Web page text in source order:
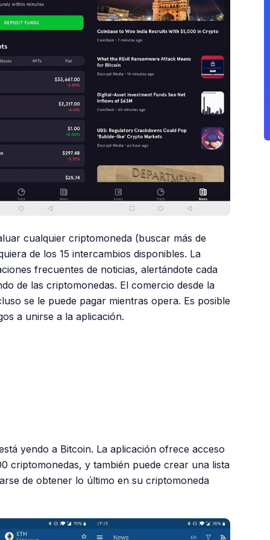
cualquier criptomoneda (buscar más de
de los 15 intercambios disponibles. La
frecuentes de noticias, alertándote cada
de las criptomonedas. El comercio desde la
se le puede pagar mientras opera. Es posible
a unirse a la aplicación.
yendo a Bitcoin. La aplicación ofrece acceso
criptomonedas, y también puede crear una lista
de obtener lo último en su criptomoneda